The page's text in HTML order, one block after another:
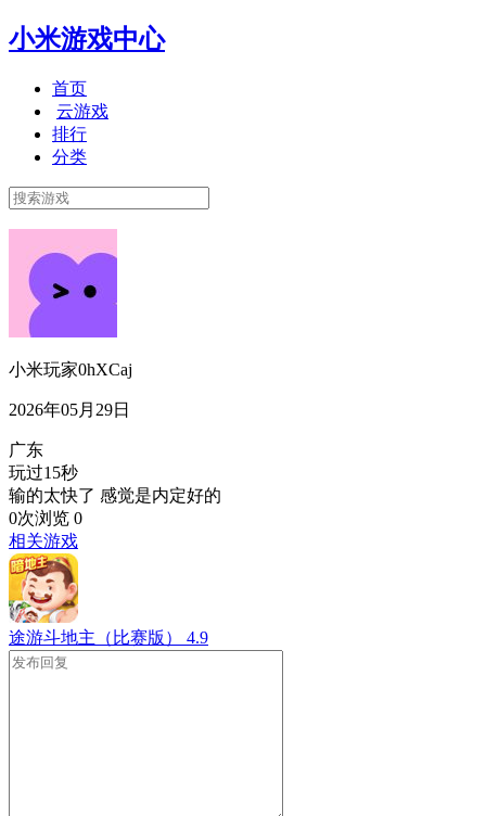
小米游戏中心
首页
云游戏
排行
分类
小米玩家0hXCaj
2026年05月29日
广东
玩过15秒
输的太快了 感觉是内定好的
0次浏览 0
相关游戏
途游斗地主（比赛版） 4.9